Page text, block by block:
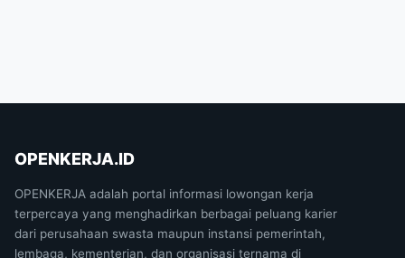
OPENKERJA.ID
OPENKERJA adalah portal informasi lowongan kerja
terpercaya yang menghadirkan berbagai peluang karier
dari perusahaan swasta maupun instansi pemerintah,
lembaga, kementerian, dan organisasi ternama di